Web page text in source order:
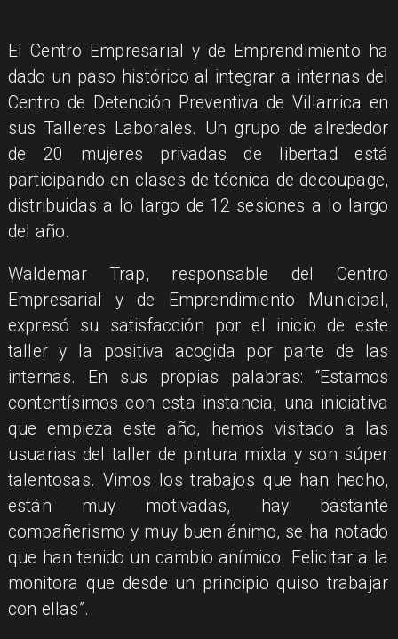
El Centro Empresarial y de Emprendimiento ha
dado un paso histórico al integrar a internas del
Centro de Detención Preventiva de Villarrica en
sus Talleres Laborales. Un grupo de alrededor
de 20 mujeres privadas de libertad está
participando en clases de técnica de decoupage,
distribuidas a lo largo de 12 sesiones a lo largo
del año.
Waldemar Trap, responsable del Centro
Empresarial y de Emprendimiento Municipal,
expresó su satisfacción por el inicio de este
taller y la positiva acogida por parte de las
internas. En sus propias palabras: “Estamos
contentísimos con esta instancia, una iniciativa
que empieza este año, hemos visitado a las
usuarias del taller de pintura mixta y son súper
talentosas. Vimos los trabajos que han hecho,
están muy motivadas, hay bastante
compañerismo y muy buen ánimo, se ha notado
que han tenido un cambio anímico. Felicitar a la
monitora que desde un principio quiso trabajar
con ellas”.